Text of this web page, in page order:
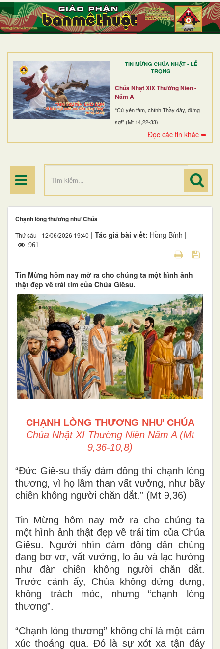
TIN MỪNG CHÚA NHẬT - LỄ
TRỌNG
Chúa Nhật XIX Thường Niên -
Năm A
“Cứ yên tâm, chính Thầy đây, đừng
sợ!” (Mt 14,22-33)
Đọc các tin khác ➥
TRANG NHẤT
GIỚI THIỆU
DÒNG TU
BAN MỤC VỤ
ĐOÀN THỂ CG
ĐIỂM HÀNH HƯƠNG
Chạnh lòng thương như Chúa
Thứ sáu - 12/06/2026 19:40 | Tác giả bài viết: Hồng Bính |
961
Tin Mừng hôm nay mở ra cho chúng ta một hình ảnh
thật đẹp về trái tim của Chúa Giêsu.
CHẠNH LÒNG THƯƠNG NHƯ CHÚA
Chúa Nhật XI Thường Niên Năm A (Mt
9,36-10,8)
“Đức Giê-su thấy đám đông thì chạnh lòng
thương, vì họ lầm than vất vưởng, như bầy
chiên không người chăn dắt.” (Mt 9,36)
Tin Mừng hôm nay mở ra cho chúng ta
một hình ảnh thật đẹp về trái tim của Chúa
Giêsu. Người nhìn đám đông dân chúng
đang bơ vơ, vất vưởng, lo âu và lạc hướng
như đàn chiên không người chăn dắt.
Trước cảnh ấy, Chúa không dửng dưng,
không trách móc, nhưng “chạnh lòng
thương”.
“Chạnh lòng thương” không chỉ là một cảm
xúc thoáng qua. Đó là sự xót xa tận đáy